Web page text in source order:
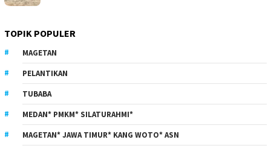
TOPIK POPULER
MAGETAN
PELANTIKAN
TUBABA
MEDAN* PMKM* SILATURAHMI*
MAGETAN* JAWA TIMUR* KANG WOTO* ASN